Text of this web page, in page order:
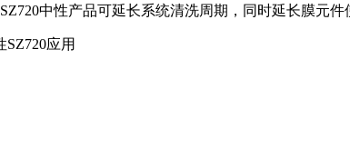
SZ720中性产品可延长系统清洗周期，同时延长膜元件